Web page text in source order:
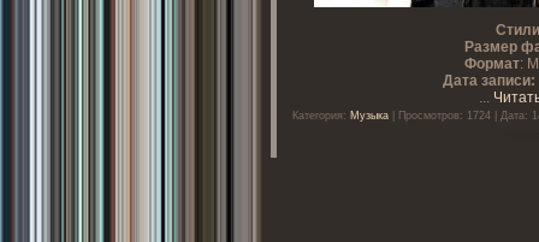
Стили
Размер
Формат:
Дата записи:
...
Категория: Музыка | Просмотров: 1724 | Дата: